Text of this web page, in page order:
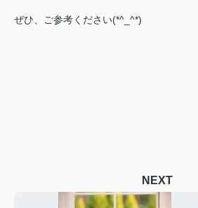
ぜひ、ご参考ください(*^_^*)
NEXT